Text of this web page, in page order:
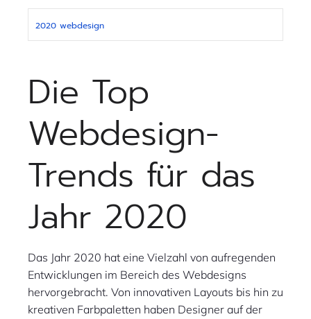
2020 webdesign
Die Top
Webdesign-
Trends für das
Jahr 2020
Das Jahr 2020 hat eine Vielzahl von aufregenden
Entwicklungen im Bereich des Webdesigns
hervorgebracht. Von innovativen Layouts bis hin zu
kreativen Farbpaletten haben Designer auf der